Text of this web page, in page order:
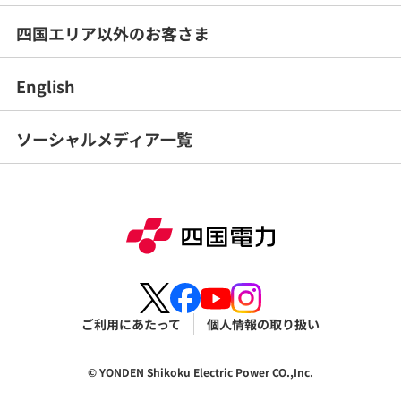
四国エリア以外のお客さま
English
ソーシャルメディア一覧
ご利用にあたって 個人情報の取り扱い
© YONDEN Shikoku Electric Power CO.,Inc.